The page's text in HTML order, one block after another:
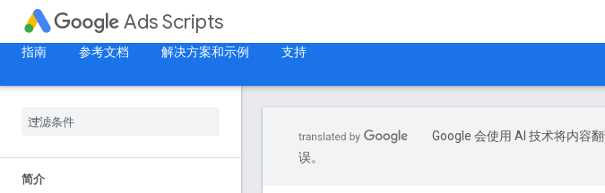
Ads Scripts
指南
参考文档 解决方案和示例 支持
简介
Google 会使用 AI 技术将内容
误。